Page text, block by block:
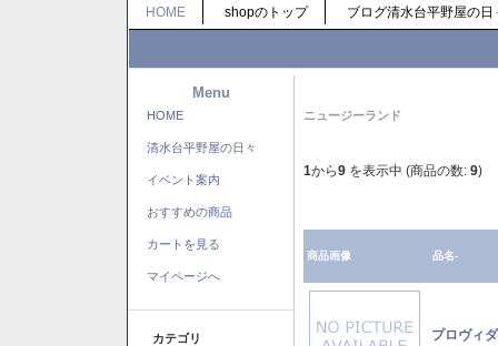
HOME shopのトップ ブログ清水台平野屋の日
Menu
HOME
清水台平野屋の日々
イベント案内
おすすめの商品
カートを見る
マイページへ
カテゴリ
ニュージーランド
1から9 を表示中 (商品の数: 9)
商品画像 品名-
プロヴィ